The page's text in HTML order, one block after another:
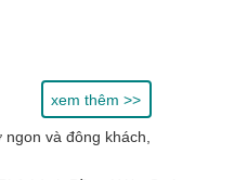
xem thêm >>